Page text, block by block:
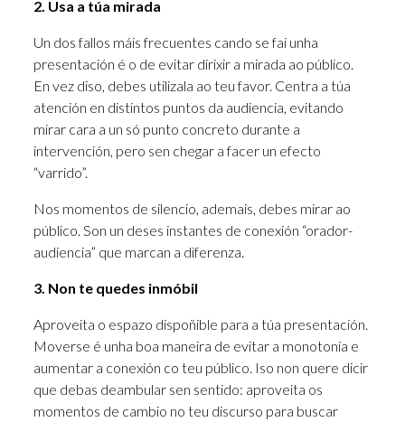
2. Usa a túa mirada
Un dos fallos máis frecuentes cando se fai unha
presentación é o de evitar dirixir a mirada ao público.
En vez diso, debes utilizala ao teu favor. Centra a túa
atención en distintos puntos da audiencia, evitando
mirar cara a un só punto concreto durante a
intervención, pero sen chegar a facer un efecto
“varrido”.
Nos momentos de silencio, ademais, debes mirar ao
público. Son un deses instantes de conexión “orador-
audiencia” que marcan a diferenza.
3. Non te quedes inmóbil
Aproveita o espazo dispoñible para a túa presentación.
Moverse é unha boa maneira de evitar a monotonía e
aumentar a conexión co teu público. Iso non quere dicir
que debas deambular sen sentido: aproveita os
momentos de cambio no teu discurso para buscar